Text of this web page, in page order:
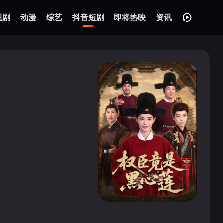
剧 动漫 综艺 抖音短剧 即将热映 资讯